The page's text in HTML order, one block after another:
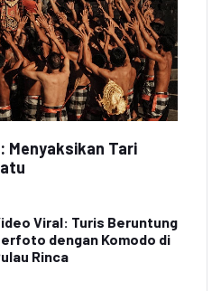
Menyaksikan Tari
Viral: Turis Beruntung
dengan Komodo di
Rinca